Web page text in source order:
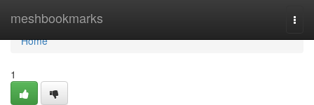
meshbookmarks
Home
Home
1